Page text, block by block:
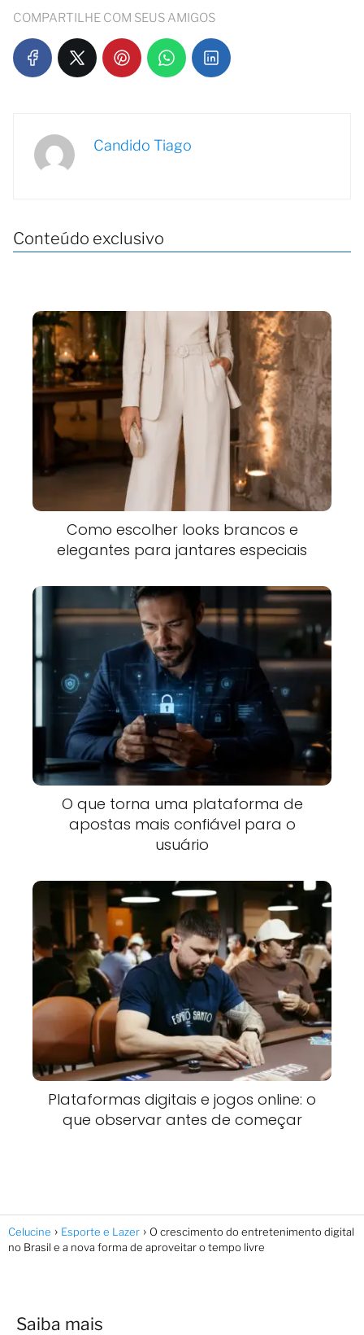
COMPARTILHE COM SEUS AMIGOS
Candido Tiago
Conteúdo exclusivo
Como escolher looks brancos e
elegantes para jantares especiais
O que torna uma plataforma de
apostas mais confiável para o
usuário
Plataformas digitais e jogos online: o
que observar antes de começar
Celucine Esporte e Lazer
O crescimento do entretenimento digital
no Brasil e a nova forma de aproveitar o tempo livre
Saiba mais